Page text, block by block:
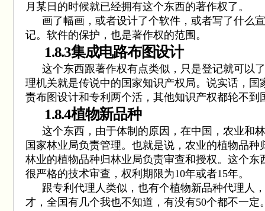
月某日的时候就已经拥有这个东西的著作权了。
画了幅画，或者设计了个软件，或者写了什么
记。软件的保护，也是著作权的范围。
1.8.3集成电路布图设计
这个东西跟著作权有点类似，只是登记就可以
理机关就是传说中的国家知识产权局。说实话，国
责布图设计和专利两个活，其他知识产权都轮不到
1.8.4植物新品种
这个东西，由于体制的原因，在中国，农业和
国家林业局负责管理。也就是说，农业的植物品种
林业的植物品种归林业局负责审查和授权。这个东
很严格的技术审查，权利期限为10年或者15年。
跟专利代理人类似，也有个植物新品种代理人
才，全国有几个我也不知道，有没有50个都不一定